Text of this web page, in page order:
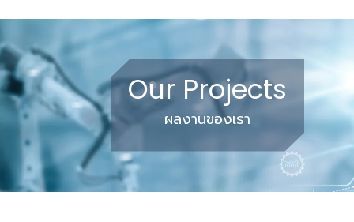
Our Projects
ผลงานของเรา